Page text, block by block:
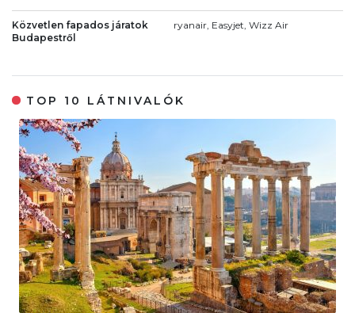
Közvetlen fapados járatok
Budapestről
ryanair, Easyjet, Wizz Air
TOP 10 LÁTNIVALÓK